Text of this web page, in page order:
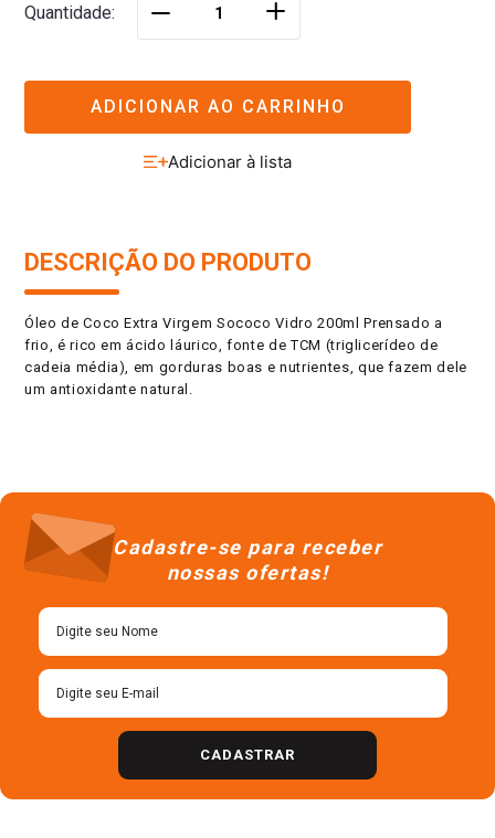
Quantidade ＋
ADICIONAR AO CARRINHO
DESCRIÇÃO DO PRODUTO
Óleo de Coco Extra Virgem Sococo Vidro 200ml Prensado a
frio, é rico em ácido láurico, fonte de TCM (triglicerídeo de
cadeia média), em gorduras boas e nutrientes, que fazem dele
um antioxidante natural.
Cadastre-se para receber
nossas ofertas!
CADASTRAR